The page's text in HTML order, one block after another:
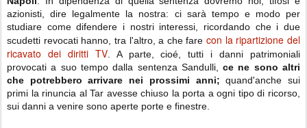
azionisti, dire legalmente la nostra: ci sarà tempo e modo per
studiare come difendere i nostri interessi, ricordando che i due
scudetti revocati hanno, tra l'altro, a che farecon la ripartizione del
ricavato dei diritti TV. A parte, cioé, tutti i danni patrimoniali
provocati a suo tempo dalla sentenza Sandulli,ce ne sono altri
che potrebbero arrivare nei prossimi anni;quand'anche sui
primi la rinuncia al Tar avesse chiuso la porta a ogni tipo di ricorso,
sui danni a venire sono aperte porte e finestre.